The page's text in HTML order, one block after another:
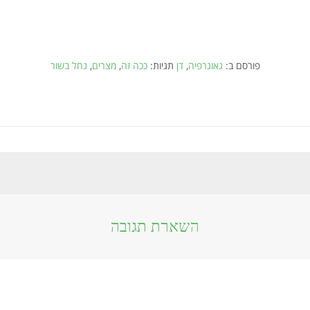
פורסם ב: גאוגרפיה,דן תגיות:ככה זה,מצרים, נחל בשור
השארת תגובה